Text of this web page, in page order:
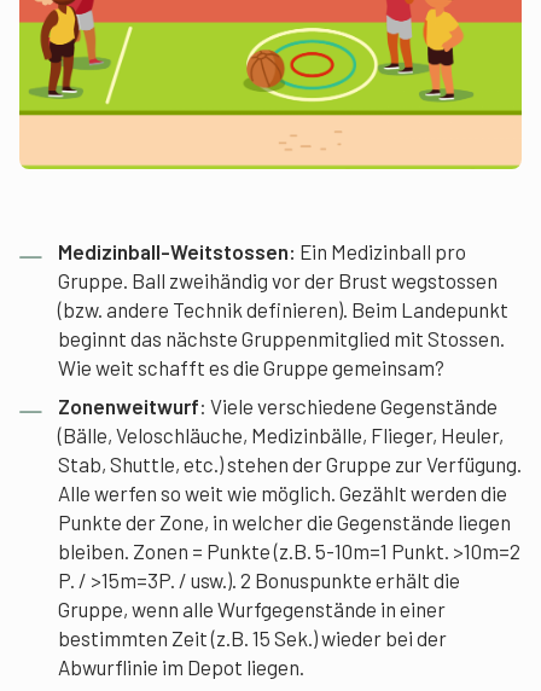
Medizinball-Weitstossen: Ein Medizinball pro
Gruppe. Ball zweihändig vor der Brust wegstossen
(bzw. andere Technik definieren). Beim Landepunkt
beginnt das nächste Gruppenmitglied mit Stossen.
Wie weit schafft es die Gruppe gemeinsam?
Zonenweitwurf: Viele verschiedene Gegenstände
(Bälle, Veloschläuche, Medizinbälle, Flieger, Heuler,
Stab, Shuttle, etc.) stehen der Gruppe zur Verfügung.
Alle werfen so weit wie möglich. Gezählt werden die
Punkte der Zone, in welcher die Gegenstände liegen
bleiben. Zonen = Punkte (z.B. 5-10m=1 Punkt. >10m=2
P. / >15m=3P. / usw.). 2 Bonuspunkte erhält die
Gruppe, wenn alle Wurfgegenstände in einer
bestimmten Zeit (z.B. 15 Sek.) wieder bei der
Abwurflinie im Depot liegen.